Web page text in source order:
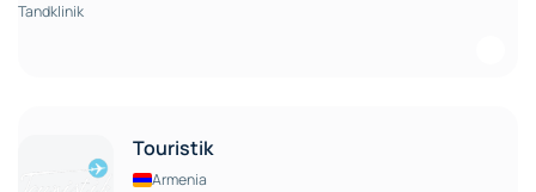
Tandklinik
Touristik
Armenia